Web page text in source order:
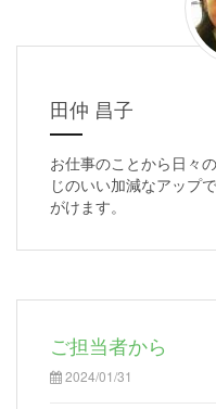
田仲 昌子
お仕事のことから日々
じのいい加減なアップ
がけます。
ご担当者から
2024/01/31